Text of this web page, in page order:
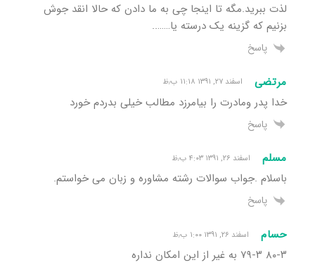
لذت ببرید.مگه تا اینجا چی به ما دادن که حالا انقد جوش
بزنیم که گزینه یک درسته یا……..
پاسخ
مرتضی اسفند ۲۷, ۱۳۹۱ ۱۱:۱۸ ب٫ظ
خدا پدر ومادرت را بیامرزد مطالب خیلی بدردم خورد
پاسخ
مسلم اسفند ۲۶, ۱۳۹۱ ۴:۰۳ ب٫ظ
باسلام .جواب سوالات رشته مشاوره و زبان می خواستم.
پاسخ
حسام اسفند ۲۶, ۱۳۹۱ ۱:۰۰ ب٫ظ
۸۰-۳ ۷۹-۳ به غیر از این امکان نداره